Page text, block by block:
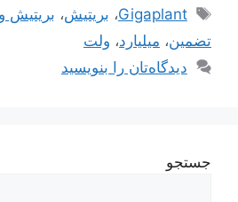
برچسب‌ها
Gigaplant، بریتیش، بریتیش
تضمین، میلیارد، ولت
دیدگاه‌تان را بنویسید
جستجو